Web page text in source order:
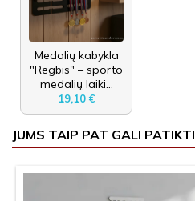
Medalių kabykla
"Regbis" – sporto
medalių laiki...
19,10 €
JUMS TAIP PAT GALI PATIKTI